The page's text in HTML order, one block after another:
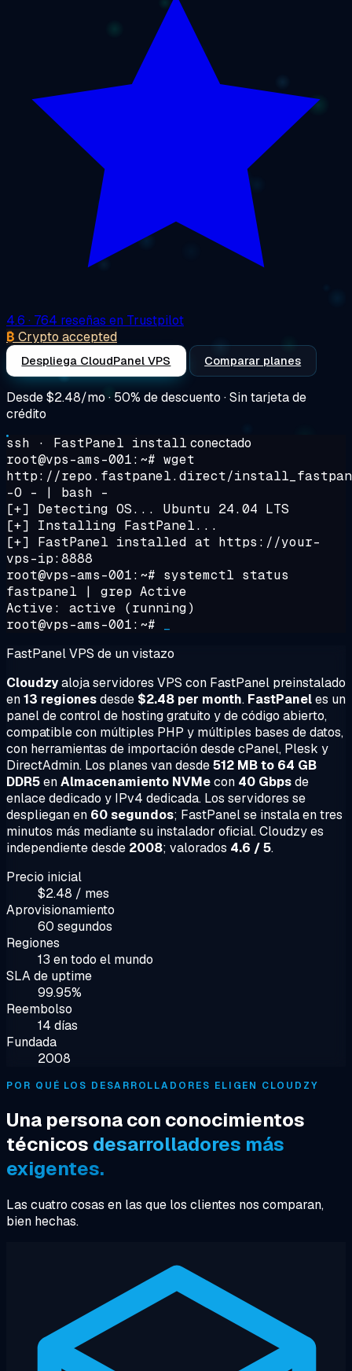
4.6 · 764 reseñas en Trustpilot
₿ Crypto accepted
Despliega CloudPanel VPS Comparar planes
Desde$2.48/mo· 50% de descuento · Sin tarjeta de
crédito
ssh · FastPanel install conectado
root@vps-ams-001:~# wget
http://repo.fastpanel.direct/
-O - | bash -
[+] Detecting OS... Ubuntu 24.04 LTS
[+] Installing FastPanel...
[+] FastPanel installed at https://your-
vps-ip:8888
root@vps-ams-001:~# systemctl status
fastpanel | grep Active
Active: active (running)
root@vps-ams-001:~#
FastPanel VPS de un vistazo
Cloudzyaloja servidores VPS con FastPanel preinstalado
en13 regionesdesde $2.48 per month. FastPaneles un
panel de control de hosting gratuito y de código abierto,
compatible con múltiples PHP y múltiples bases de datos,
con herramientas de importación desde cPanel, Plesk y
DirectAdmin. Los planes van desde512 MB to 64 GB
DDR5enAlmacenamiento NVMecon 40 Gbpsde
enlace dedicado y IPv4 dedicada. Los servidores se
despliegan en 60 segundos; FastPanel se instala en tres
minutos más mediante su instalador oficial. Cloudzy es
independiente desde 2008; valorados 4.6 / 5.
Precio inicial
$2.48 / mes
Aprovisionamiento
60 segundos
Regiones
13 en todo el mundo
SLA de uptime
99.95%
Reembolso
14 días
Fundada
2008
POR QUÉ LOS DESARROLLADORES ELIGEN CLOUDZY
Una persona con conocimientos
técnicos desarrolladores más
exigentes.
Las cuatro cosas en las que los clientes nos comparan,
bien hechas.